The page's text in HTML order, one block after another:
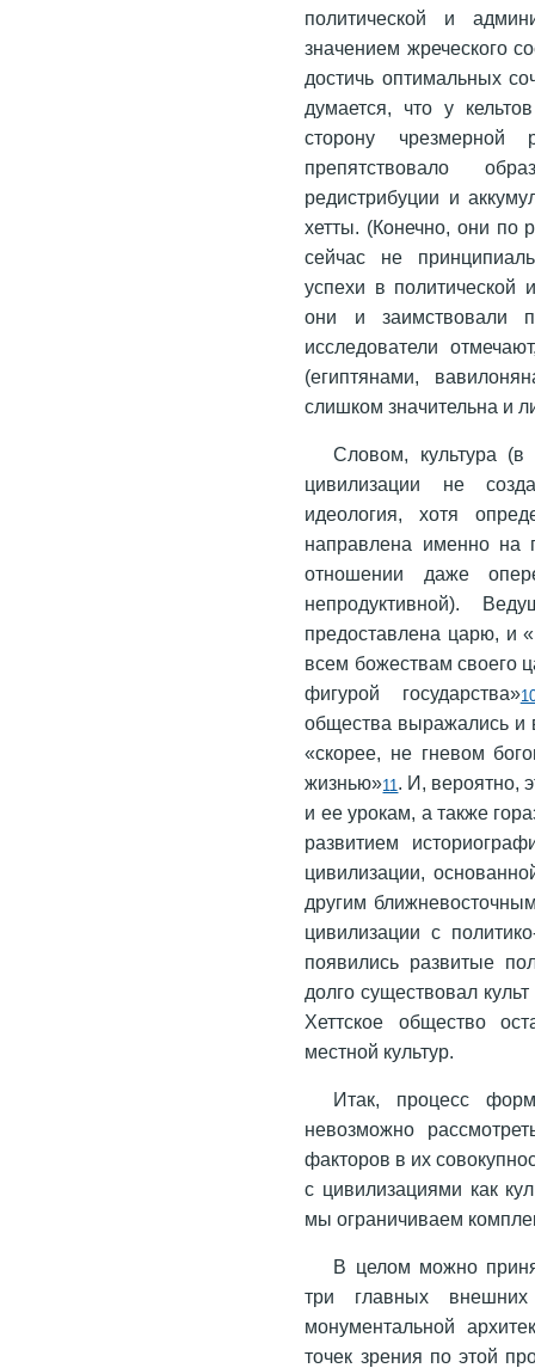
политической и
значением жреческого
достичь оптимальных
думается, что у
сторону
препятствовало
редистрибуции и
хетты. (Конечно, они по
сейчас не
успехи в политической
они и заимствовали
исследователи
(египтянами,
слишком значительна и
Словом, культура
цивилизации не
идеология, хотя
направлена именно на
отношении даже
непродуктивной).
предоставлена царю, и
всем божествам своего
фигурой государства»
общества выражались и
«скорее, не гневом
жизнью»11 . И, вероятно,
и ее урокам, а также
развитием
цивилизации,
другим
цивилизации с
появились развитые
долго существовал
Хеттское общество
местной культур.
Итак, процесс
невозможно
факторов в их
с цивилизациями как
мы ограничиваем
В целом можно
три главных внешних
монументальной
точек зрения по этой